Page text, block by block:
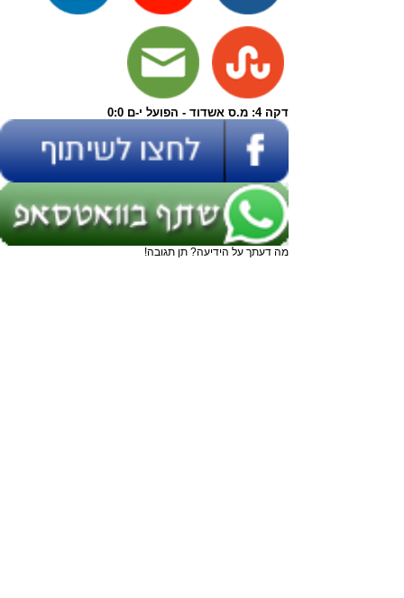
דקה 4: מ.ס אשדוד - הפועל י-ם 0:0
מה דעתך על הידיעה? תן תגובה!